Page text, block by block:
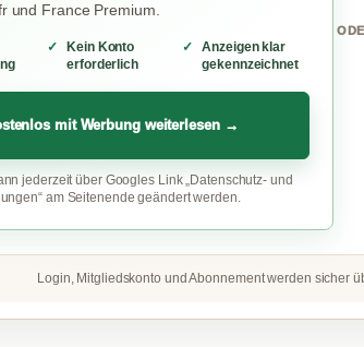
und France Premium.
Kein Konto
erforderlich
Anzeigen klar
gekennzeichnet
mit Werbung weiterlesen →
jederzeit über Googles Link „Datenschutz- und
am Seitenende geändert werden.
Login, Mitgliedskonto und Abonnement werden sicher